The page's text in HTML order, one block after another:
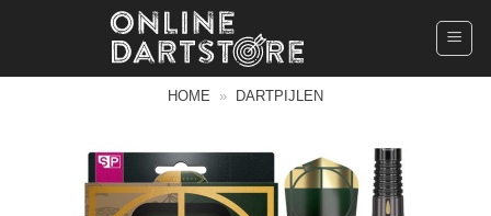
HOME » DARTPIJLEN